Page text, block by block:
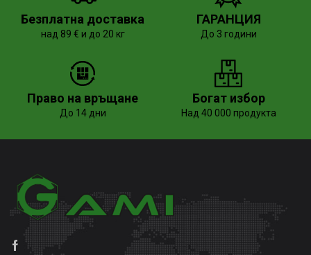
Безплатна доставка
над 89 € и до 20 кг
ГАРАНЦИЯ
До 3 години
Право на връщане
До 14 дни
Богат избор
Над 40 000 продукта